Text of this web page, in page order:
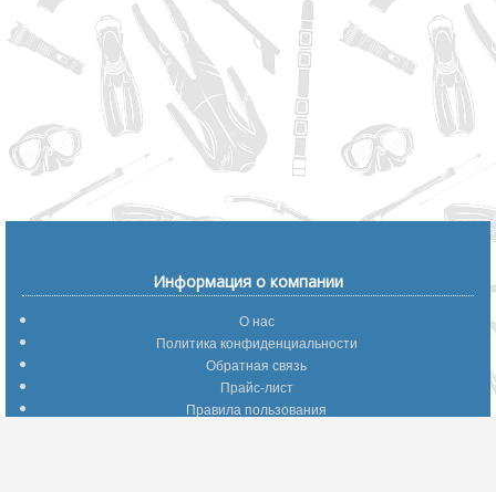
Информация о компании
О нас
Политика конфиденциальности
Обратная связь
Прайс-лист
Правила пользования